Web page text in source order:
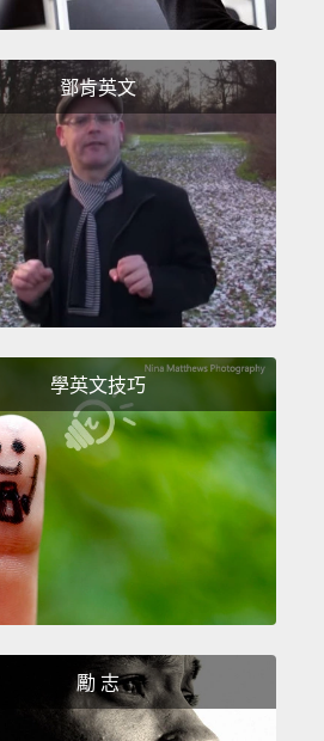
without her, so...
really have the best
best for me, and I feel
真的擁有最棒的關係，但她
讓她失望。
鄧肯英文
學英文技巧
勵 志